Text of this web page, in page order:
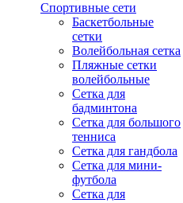
Спортивные сети
Баскетбольные
сетки
Волейбольная сетка
Пляжные сетки
волейбольные
Сетка для
бадминтона
Сетка для большого
тенниса
Сетка для гандбола
Сетка для мини-
футбола
Сетка для